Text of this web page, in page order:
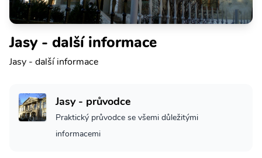
Jasy - další informace
Jasy - další informace
Jasy - průvodce
Praktický průvodce se všemi důležitými
informacemi